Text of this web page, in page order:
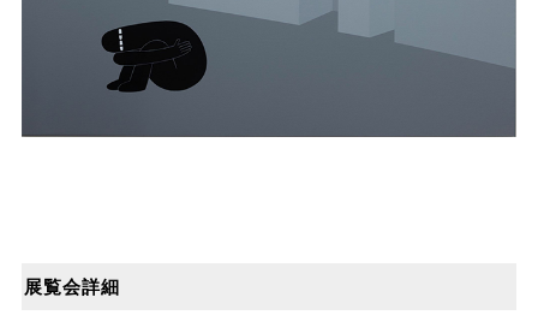
展覧会詳細